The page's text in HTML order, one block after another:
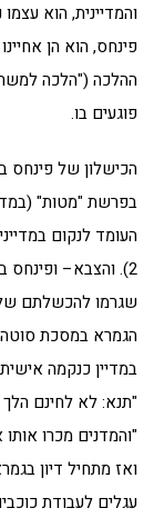
והמדיינית, הוא
פינחס, הוא הן
ההלכה ("הלכה
פוגעים בו.
הכישלון של פינחס
בפרשת "מטות"
העומד לנקום
2). והצבא–
שגרמו להכשלתם
הגמרא במסכת
במדיין כנקמה
"תנא: לא לחינם
"והמדנים מכרו
ואז מתחיל דיון
עגלים לעבודת